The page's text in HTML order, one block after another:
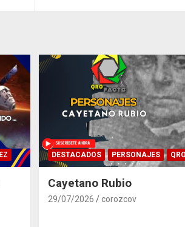
DESTACADOS PERSONAJES
Cayetano Rubio
29/07/2026 corozcov